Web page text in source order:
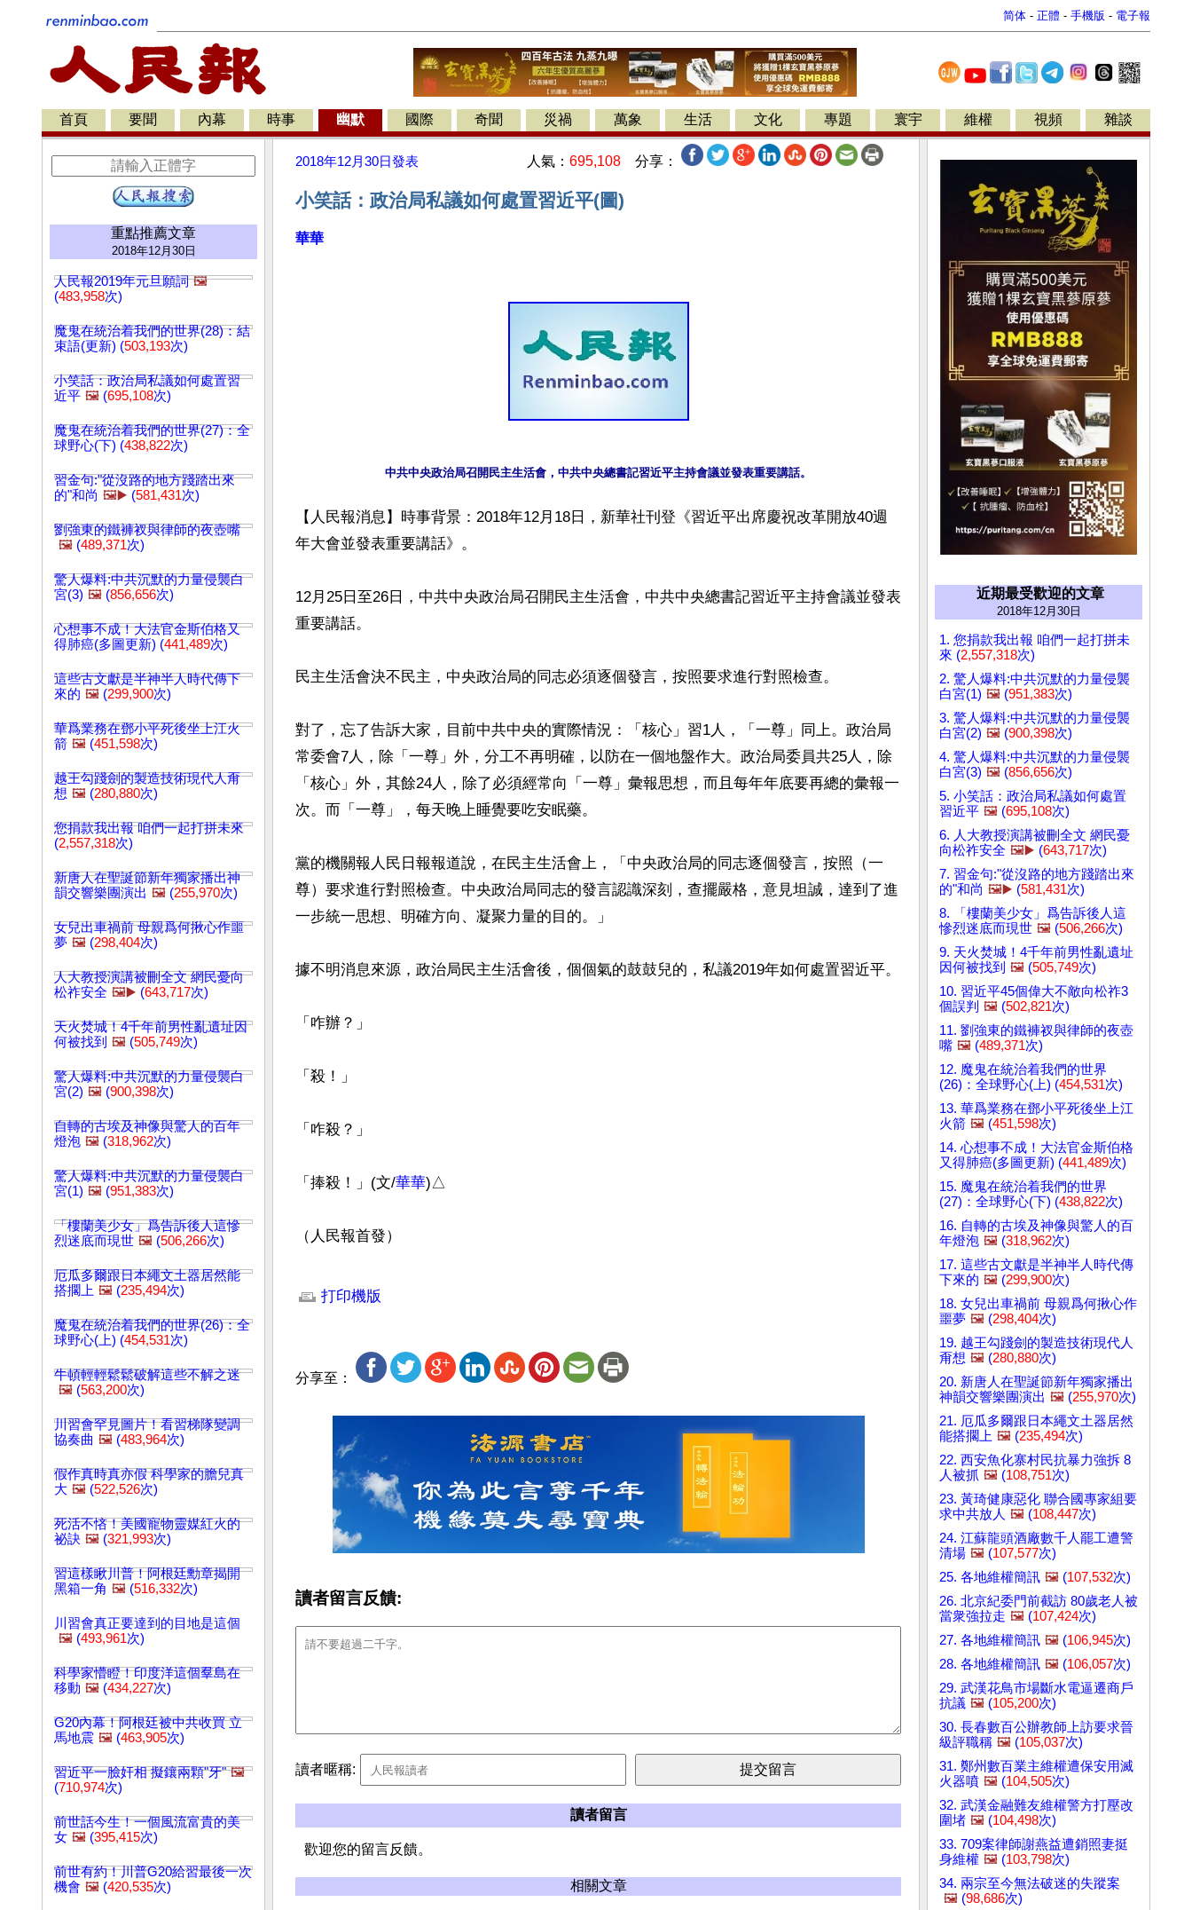
简体 - 正體 - 手機版 - 電子報
首頁 要聞 內幕 時事 幽默 國際 奇聞 災禍 萬象 生活 文化 專題 寰宇 維權 視頻 雜談
重點推薦文章
2018年12月30日
人民報2019年元旦願詞 🖼️
(483,958次)
魔鬼在統治着我們的世界(28)：結
束語(更新) (503,193次)
小笑話：政治局私議如何處置習
近平 🖼️ (695,108次)
魔鬼在統治着我們的世界(27)：全
球野心(下) (438,822次)
習金句:"從沒路的地方踐踏出來
的"和尚 🖼️▶️ (581,431次)
劉強東的鐵褲衩與律師的夜壺嘴
🖼️ (489,371次)
驚人爆料:中共沉默的力量侵襲白
宮(3) 🖼️ (856,656次)
心想事不成！大法官金斯伯格又
得肺癌(多圖更新) (441,489次)
這些古文獻是半神半人時代傳下
來的 🖼️ (299,900次)
華爲業務在鄧小平死後坐上江火
箭 🖼️ (451,598次)
越王勾踐劍的製造技術現代人甭
想 🖼️ (280,880次)
您捐款我出報 咱們一起打拼未來
(2,557,318次)
新唐人在聖誕節新年獨家播出神
韻交響樂團演出 🖼️ (255,970次)
女兒出車禍前 母親爲何揪心作噩
夢 🖼️ (298,404次)
人大教授演講被刪全文 網民憂向
松祚安全 🖼️▶️ (643,717次)
天火焚城！4千年前男性亂遺址因
何被找到 🖼️ (505,749次)
驚人爆料:中共沉默的力量侵襲白
宮(2) 🖼️ (900,398次)
自轉的古埃及神像與驚人的百年
燈泡 🖼️ (318,962次)
驚人爆料:中共沉默的力量侵襲白
宮(1) 🖼️ (951,383次)
「樓蘭美少女」爲告訴後人這慘
烈迷底而現世 🖼️ (506,266次)
厄瓜多爾跟日本繩文土器居然能
搭擱上 🖼️ (235,494次)
魔鬼在統治着我們的世界(26)：全
球野心(上) (454,531次)
牛頓輕輕鬆鬆破解這些不解之迷
🖼️ (563,200次)
川習會罕見圖片！看習梯隊變調
協奏曲 🖼️ (483,964次)
假作真時真亦假 科學家的膽兒真
大 🖼️ (522,526次)
死活不悋！美國寵物靈媒紅火的
祕訣 🖼️ (321,993次)
習這樣瞅川普！阿根廷勳章揭開
黑箱一角 🖼️ (516,332次)
川習會真正要達到的目地是這個
🖼️ (493,961次)
科學家懵瞪！印度洋這個羣島在
移動 🖼️ (434,227次)
G20內幕！阿根廷被中共收買 立
馬地震 🖼️ (463,905次)
習近平一臉奸相 擬鑲兩顆"牙" 🖼️
(710,974次)
前世話今生！一個風流富貴的美
女 🖼️ (395,415次)
前世有約！川普G20給習最後一次
機會 🖼️ (420,535次)
2018年12月30日發表 人氣： 695,108 分享：
小笑話：政治局私議如何處置習近平(圖)
華華
中共中央政治局召開民主生活會，中共中央總書記習近平主持會議並發表重要講話。
【人民報消息】時事背景：2018年12月18日，新華社刊登《習近平出席慶祝改革開放40週
年大會並發表重要講話》。
12月25日至26日，中共中央政治局召開民主生活會，中共中央總書記習近平主持會議並發表
重要講話。
民主生活會決不民主，中央政治局的同志必須逐個發言，按照要求進行對照檢查。
對了，忘了告訴大家，目前中共中央的實際情況：「核心」習1人，「一尊」同上。政治局
常委會7人，除「一尊」外，分工不再明確，以防在一個地盤作大。政治局委員共25人，除
「核心」外，其餘24人，除了必須經常向「一尊」彙報思想，而且每年年底要再總的彙報一
次。而「一尊」，每天晚上睡覺要吃安眠藥。
黨的機關報人民日報報道說，在民主生活會上，「中央政治局的同志逐個發言，按照（一
尊）要求進行對照檢查。中央政治局同志的發言認識深刻，查擺嚴格，意見坦誠，達到了進
一步統一思想、明確方向、凝聚力量的目的。」
據不明消息來源，政治局民主生活會後，個個氣的鼓鼓兒的，私議2019年如何處置習近平。
「咋辦？」
「殺！」
「咋殺？」
「捧殺！」(文/華華)△
（人民報首發）
打印機版
分享至：
讀者留言反饋:
讀者暱稱:
讀者留言
歡迎您的留言反饋。
相關文章
近期最受歡迎的文章
2018年12月30日
1. 您捐款我出報 咱們一起打拼未
來 (2,557,318次)
2. 驚人爆料:中共沉默的力量侵襲
白宮(1) 🖼️ (951,383次)
3. 驚人爆料:中共沉默的力量侵襲
白宮(2) 🖼️ (900,398次)
4. 驚人爆料:中共沉默的力量侵襲
白宮(3) 🖼️ (856,656次)
5. 小笑話：政治局私議如何處置
習近平 🖼️ (695,108次)
6. 人大教授演講被刪全文 網民憂
向松祚安全 🖼️▶️ (643,717次)
7. 習金句:"從沒路的地方踐踏出來
的"和尚 🖼️▶️ (581,431次)
8. 「樓蘭美少女」爲告訴後人這
慘烈迷底而現世 🖼️ (506,266次)
9. 天火焚城！4千年前男性亂遺址
因何被找到 🖼️ (505,749次)
10. 習近平45個偉大不敵向松祚3
個誤判 🖼️ (502,821次)
11. 劉強東的鐵褲衩與律師的夜壺
嘴 🖼️ (489,371次)
12. 魔鬼在統治着我們的世界
(26)：全球野心(上) (454,531次)
13. 華爲業務在鄧小平死後坐上江
火箭 🖼️ (451,598次)
14. 心想事不成！大法官金斯伯格
又得肺癌(多圖更新) (441,489次)
15. 魔鬼在統治着我們的世界
(27)：全球野心(下) (438,822次)
16. 自轉的古埃及神像與驚人的百
年燈泡 🖼️ (318,962次)
17. 這些古文獻是半神半人時代傳
下來的 🖼️ (299,900次)
18. 女兒出車禍前 母親爲何揪心作
噩夢 🖼️ (298,404次)
19. 越王勾踐劍的製造技術現代人
甭想 🖼️ (280,880次)
20. 新唐人在聖誕節新年獨家播出
神韻交響樂團演出 🖼️ (255,970次)
21. 厄瓜多爾跟日本繩文土器居然
能搭擱上 🖼️ (235,494次)
22. 西安魚化寨村民抗暴力強拆 8
人被抓 🖼️ (108,751次)
23. 黃琦健康惡化 聯合國專家組要
求中共放人 🖼️ (108,447次)
24. 江蘇龍頭酒廠數千人罷工遭警
清場 🖼️ (107,577次)
25. 各地維權簡訊 🖼️ (107,532次)
26. 北京紀委門前截訪 80歲老人被
當衆強拉走 🖼️ (107,424次)
27. 各地維權簡訊 🖼️ (106,945次)
28. 各地維權簡訊 🖼️ (106,057次)
29. 武漢花鳥市場斷水電逼遷商戶
抗議 🖼️ (105,200次)
30. 長春數百公辦教師上訪要求晉
級評職稱 🖼️ (105,037次)
31. 鄭州數百業主維權遭保安用滅
火器噴 🖼️ (104,505次)
32. 武漢金融難友維權警方打壓改
圍堵 🖼️ (104,498次)
33. 709案律師謝燕益遭銷照妻挺
身維權 🖼️ (103,798次)
34. 兩宗至今無法破迷的失蹤案
🖼️ (98,686次)